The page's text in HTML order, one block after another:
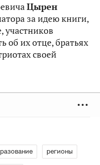
Цырен
за идею книги,
участников
об их отце, братьях
своей
регионы